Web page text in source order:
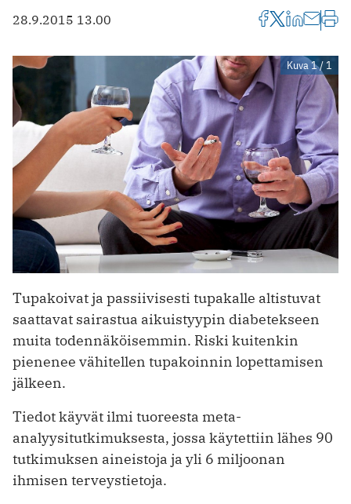
28.9.2015 13.00
Kuva 1 / 1
Tupakoivat ja passiivisesti tupakalle altistuvat
saattavat sairastua aikuistyypin diabetekseen
muita todennäköisemmin. Riski kuitenkin
pienenee vähitellen tupakoinnin lopettamisen
jälkeen.
Tiedot käyvät ilmi tuoreesta meta-
analyysitutkimuksesta, jossa käytettiin lähes 90
tutkimuksen aineistoja ja yli 6 miljoonan
ihmisen terveystietoja.